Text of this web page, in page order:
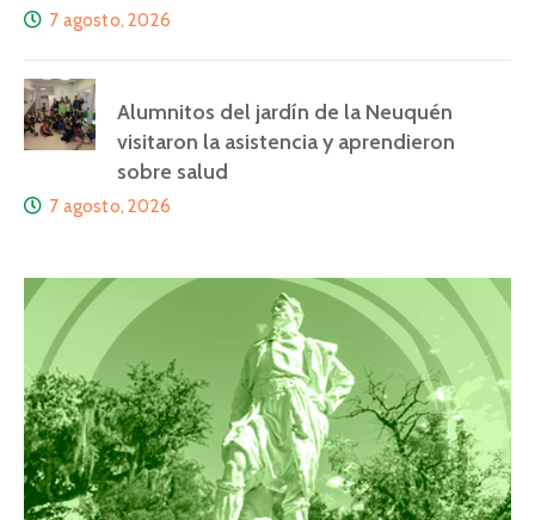
7 agosto, 2026
Alumnitos del jardín de la Neuquén
visitaron la asistencia y aprendieron
sobre salud
7 agosto, 2026